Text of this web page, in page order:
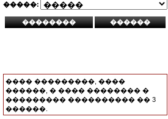
�����:
���� ���������, ����
������, � ���� �������� �
��������� ���������� �� 3
������.